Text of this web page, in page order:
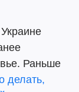
Раньше
делать,